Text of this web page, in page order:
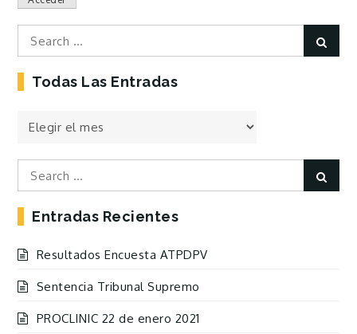
Search
for:
Todas Las Entradas
Todas
Entradas
Search
for:
Entradas Recientes
Resultados Encuesta ATPDPV
Sentencia Tribunal Supremo
PROCLINIC 22 de enero 2021